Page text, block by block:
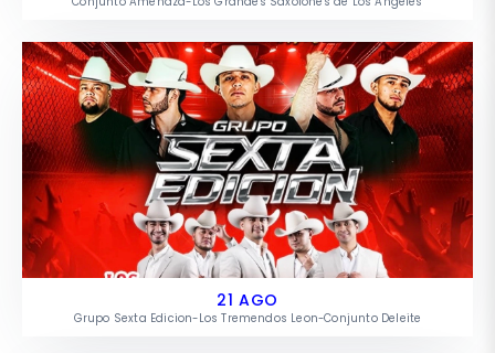
21 AGO
Grupo Sexta Edicion-Los Tremendos Leon-Conjunto Deleite